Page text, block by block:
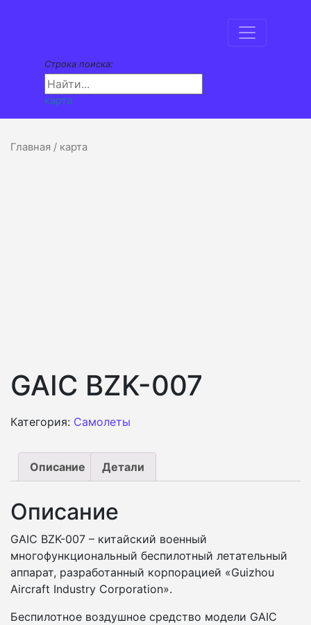
Строка поиска:
карта
Главная / карта
GAIC BZK-007
Категория: Самолеты
Описание Детали
Описание
GAIC BZK-007 – китайский военный
многофункциональный беспилотный летательный
аппарат, разработанный корпорацией «Guizhou
Aircraft Industry Corporation».
Беспилотное воздушное средство модели GAIC